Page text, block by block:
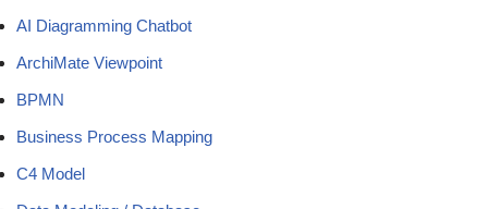
AI Diagramming Chatbot
ArchiMate Viewpoint
BPMN
Business Process Mapping
C4 Model